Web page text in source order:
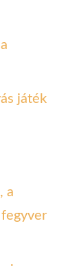
játék
a